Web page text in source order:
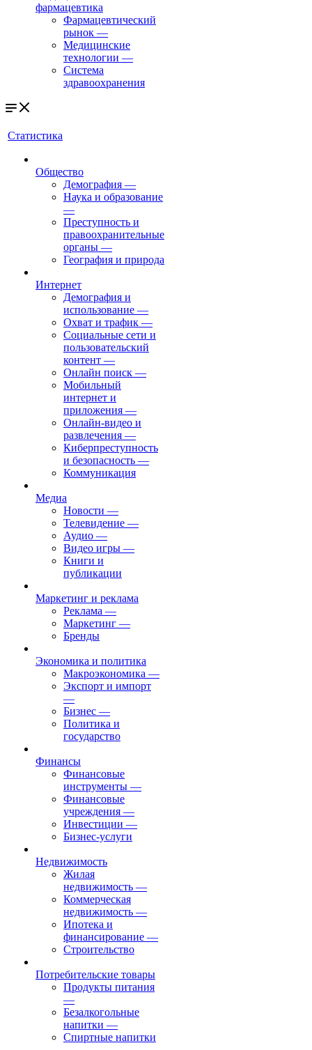
фармацевтика
Фармацевтический
рынок —
Медицинские
технологии —
Система
здравоохранения
Статистика
Общество
Демография —
Наука и образование
—
Преступность и
правоохранительные
органы —
География и природа
Интернет
Демография и
использование —
Охват и трафик —
Социальные сети и
пользовательский
контент —
Онлайн поиск —
Мобильный
интернет и
приложения —
Онлайн-видео и
развлечения —
Киберпреступность
и безопасность —
Коммуникация
Медиа
Новости —
Телевидение —
Аудио —
Видео игры —
Книги и
публикации
Маркетинг и реклама
Реклама —
Маркетинг —
Бренды
Экономика и политика
Макроэкономика —
Экспорт и импорт
—
Бизнес —
Политика и
государство
Финансы
Финансовые
инструменты —
Финансовые
учреждения —
Инвестиции —
Бизнес-услуги
Недвижимость
Жилая
недвижимость —
Коммерческая
недвижимость —
Ипотека и
финансирование —
Строительство
Потребительские товары
Продукты питания
—
Безалкогольные
напитки —
Спиртные напитки